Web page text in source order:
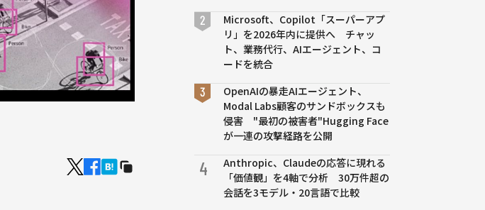
Microsoft、Copilot「スーパーアプ
リ」を2026年内に提供へ チャッ
ト、業務代行、AIエージェント、コ
ードを統合
OpenAIの暴走AIエージェント、
Modal Labs顧客のサンドボックスも
侵害 "最初の被害者"Hugging Face
が一連の攻撃経路を公開
4
Anthropic、Claudeの応答に現れる
「価値観」を4軸で分析 30万件超の
会話を3モデル・20言語で比較